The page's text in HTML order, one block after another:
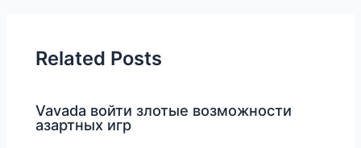
Related Posts
Vavada войти злотые возможности
азартных игр